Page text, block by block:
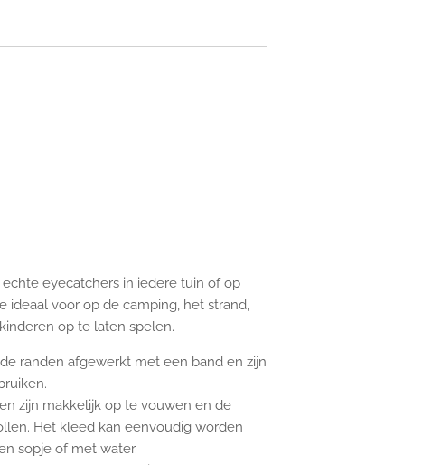
eyecatchers in iedere tuin of op
ideaal voor op de camping, het strand,
op te laten spelen.
randen afgewerkt met een band en zijn
zijn makkelijk op te vouwen en de
Het kleed kan eenvoudig worden
sopje of met water.